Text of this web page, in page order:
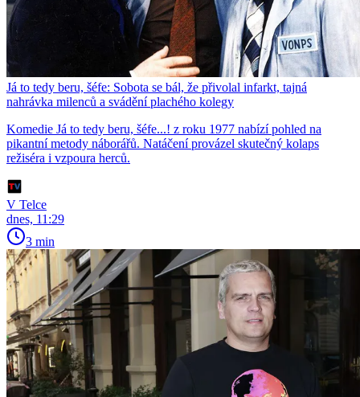
Já to tedy beru, šéfe: Sobota se bál, že přivolal infarkt, tajná
nahrávka milenců a svádění plachého kolegy
Komedie Já to tedy beru, šéfe...! z roku 1977 nabízí pohled na
pikantní metody náborářů. Natáčení provázel skutečný kolaps
režiséra i vzpoura herců.
V Telce
dnes, 11:29
3 min